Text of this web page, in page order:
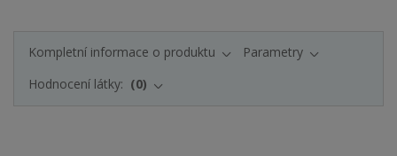
Kompletní informace o produktu
Parametry
Hodnocení látky:
0